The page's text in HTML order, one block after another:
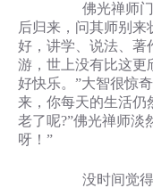
佛光禅师门下
后归来，问其师别来
好，讲学、说法、著
游，世上没有比这更
好快乐。”大智很惊
来，你每天的生活仍
老了呢?”佛光禅师淡
呀！”
没时间觉得老